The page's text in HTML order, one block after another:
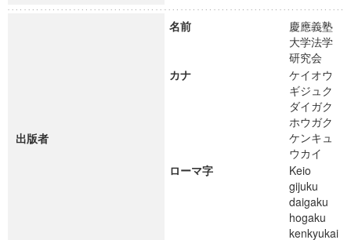
出版者
名前
慶應義塾
大学法学
研究会
カナ
ケイオウ
ギジュク
ダイガク
ホウガク
ケンキュ
ウカイ
ローマ字
Keio
gijuku
daigaku
hogaku
kenkyukai